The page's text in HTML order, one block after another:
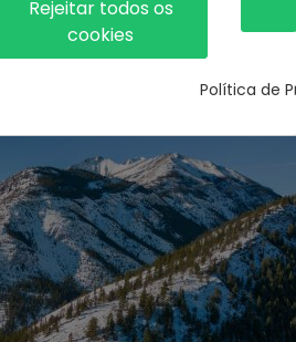
épicos prontos a partilhar nas
Rejeitar todos os
cookies
Política de